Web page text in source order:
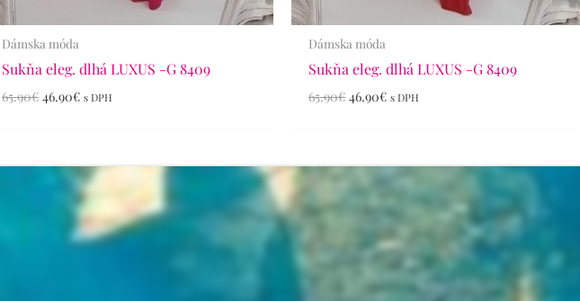
Dámska móda
Sukňa eleg. dlhá LUXUS -G 8409
65.90€ 46.90€ s DPH
Dámska móda
Sukňa eleg. dlhá LUXUS -G 8409
65.90€ 46.90€ s DPH